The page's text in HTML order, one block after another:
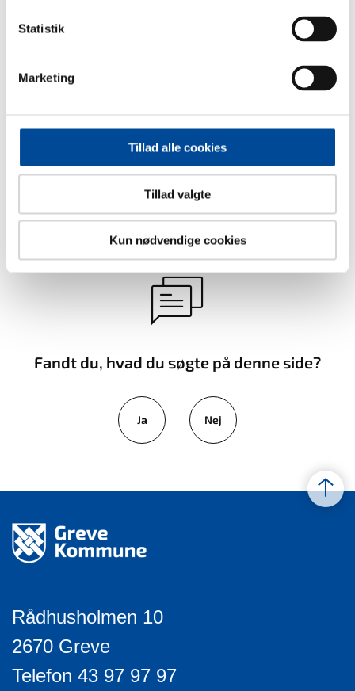
Statistik
Marketing
Tillad alle cookies
Tillad valgte
Kun nødvendige cookies
Dokumenter
3,3 MB PDF
650,6 KB PDF
Fandt du, hvad du søgte på denne side?
Ja Nej
Rådhusholmen 10
2670 Greve
Telefon 43 97 97 97